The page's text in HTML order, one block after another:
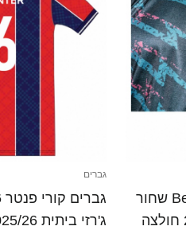
גברים Ben Nightingale #1 שחור
נייבי הרחק ג'רזי 2025/26 חולצה
גברים
ג'רזי ביתית 2025/26 חולצה קצרה